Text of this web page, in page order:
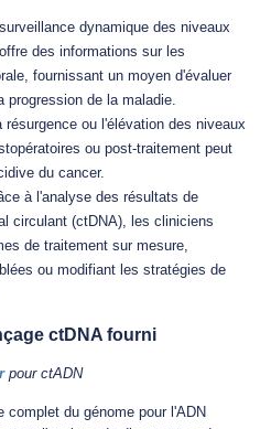
dynamique des niveaux
des informations sur les
fournissant un moyen d'évaluer
progression de la maladie.
ou l'élévation des niveaux
ou post-traitement peut
du cancer.
à l'analyse des résultats de
circulant (ctDNA), les cliniciens
de traitement sur mesure,
ou modifiant les stratégies de
ctDNA fourni
pour ctADN
complet du génome pour l'ADN